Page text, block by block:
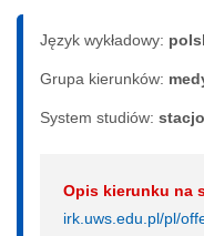
Język wykładowy:
Grupa kierunków:
System studiów:
Opis kierunku na
irk.uws.edu.pl/pl/